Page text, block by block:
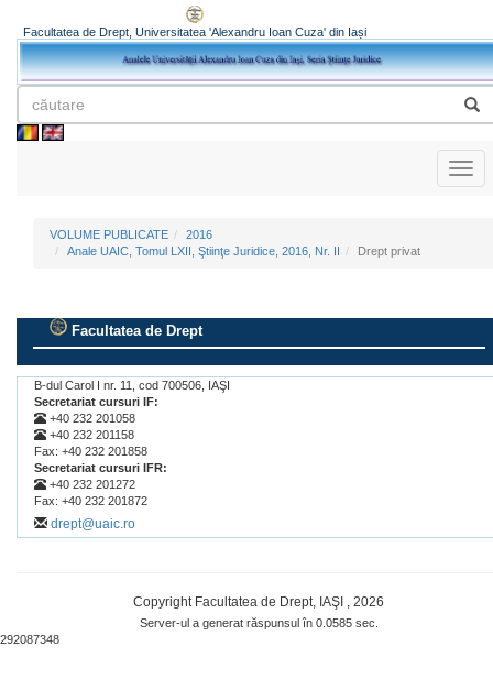
Facultatea de Drept, Universitatea 'Alexandru Ioan Cuza' din Iași
VOLUME PUBLICATE
2016
Anale UAIC, Tomul LXII, Ştiinţe Juridice, 2016, Nr. II
Drept privat
Facultatea de Drept
B-dul Carol I nr. 11, cod 700506, IAŞI
Secretariat cursuri IF:
+40 232 201058
+40 232 201158
Fax: +40 232 201858
Secretariat cursuri IFR:
+40 232 201272
Fax: +40 232 201872
drept@uaic.ro
Copyright Facultatea de Drept, IAŞI , 2026
Server-ul a generat răspunsul în 0.0585 sec.
292087348